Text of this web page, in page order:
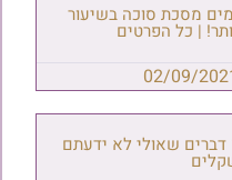
מסכת סוכה בשיעור
| כל הפרטים
02/09/
לרגל תחילת מסכת שקלים: 12 דברים שאולי לא ידעתם